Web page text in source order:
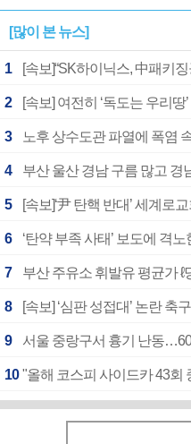
[많이 본 뉴스]
1 [속보]“SK하이닉스, 中패키
2
3 노후 상수도관 파열에 폭염
4
5 [속보]‘尹 탄핵 반대’ 세계로
6
7 부산 주유소 휘발유 평균가
8
9 서울 중랑구서 흉기 난동
10 "올해 코스피 사이드카 43회